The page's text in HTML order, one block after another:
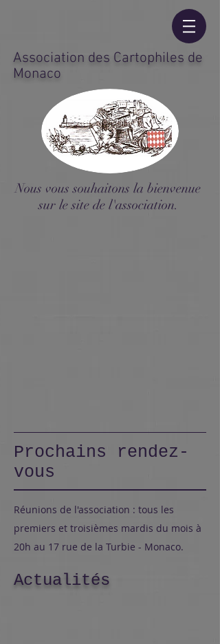
Association des Cartophiles de
Monaco
Nous vous souhaitons la bienvenue
sur le site de l'association.
Prochains rendez-
vous
Réunions de l'association : tous les
premiers et troisièmes mardis du mois à
20h au 17 rue de la Turbie - Monaco.
Actualités